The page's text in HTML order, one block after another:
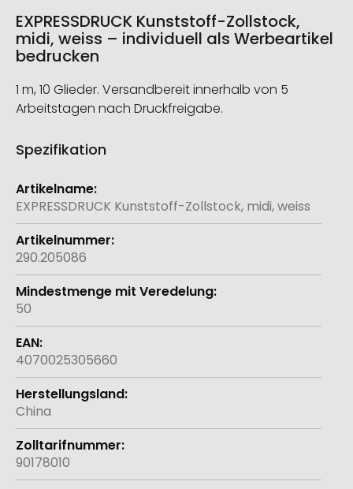
EXPRESSDRUCK Kunststoff-Zollstock,
midi, weiss – individuell als Werbeartikel
bedrucken
1 m, 10 Glieder. Versandbereit innerhalb von 5
Arbeitstagen nach Druckfreigabe.
Spezifikation
Weitere
Informationen
EXPRESSDRUCK Kunststoff-Zollstock, midi, weiss
290.205086
50
4070025305660
China
90178010